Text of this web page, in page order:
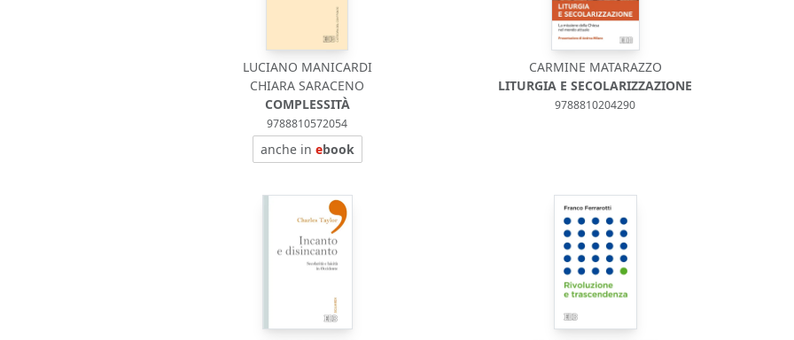
LUCIANO MANICARDI
CHIARA SARACENO
COMPLESSITÀ
9788810572054
anche in ebook
CARMINE MATARAZZO
LITURGIA E SECOLARIZZAZIONE
9788810204290